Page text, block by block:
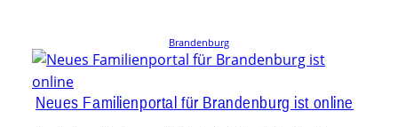
Brandenburg
Neues Familienportal für Brandenburg ist online